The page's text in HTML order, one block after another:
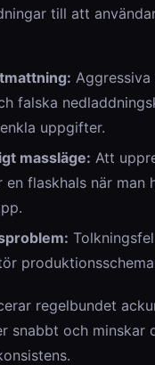
till att
falska
uppgifter.
massläge: Att
en flaskhals när man
regelbundet
snabbt och minskar